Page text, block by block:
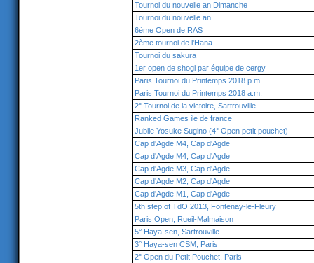
Tournoi du nouvelle an Dimanche
Tournoi du nouvelle an
6ème Open de RAS
2ème tournoi de l'Hana
Tournoi du sakura
1er open de shogi par équipe de cergy
Paris Tournoi du Printemps 2018 p.m.
Paris Tournoi du Printemps 2018 a.m.
2° Tournoi de la victoire, Sartrouville
Ranked Games ile de france
Jubile Yosuke Sugino (4° Open petit pouchet)
Cap d'Agde M4, Cap d'Agde
Cap d'Agde M4, Cap d'Agde
Cap d'Agde M3, Cap d'Agde
Cap d'Agde M2, Cap d'Agde
Cap d'Agde M1, Cap d'Agde
5th step of TdO 2013, Fontenay-le-Fleury
Paris Open, Rueil-Malmaison
5° Haya-sen, Sartrouville
3° Haya-sen CSM, Paris
2° Open du Petit Pouchet, Paris